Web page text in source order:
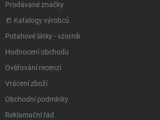
Prodávané značky
📒 Katalogy výrobců
Potahové látky - vzorník
Hodnocení obchodu
Ověřování recenzí
Vrácení zboží
Obchodní podmínky
Reklamační řád